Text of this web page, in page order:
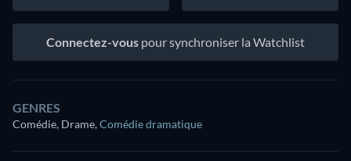
Connectez-vous pour synchroniser la Watchlist
GENRES
Comédie, Drame,Comédie dramatique